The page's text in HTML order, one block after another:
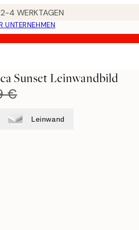
4 WERKTAGEN
UNTERNEHMEN
Sunset Leinwandbild
€
Leinwand